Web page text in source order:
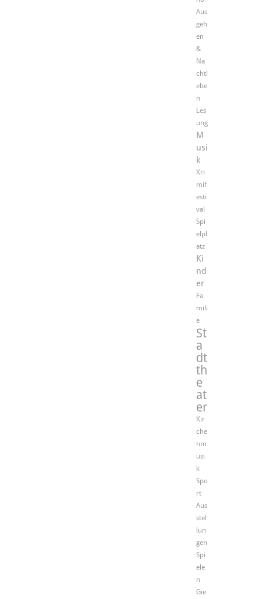
Aus
geh
en
&
Na
chtl
ebe
n
Les
ung
M
usi
k
Kri
mif
esti
val
Spi
elpl
atz
Ki
nd
er
Fa
mili
e
St
a
dt
th
e
at
er
Kir
che
nm
usi
k
Spo
rt
Aus
stel
lun
gen
Spi
ele
n
Gie